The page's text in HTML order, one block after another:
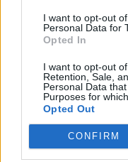
I want to opt-out
Personal Data for
Opted In
I want to opt-out
Retention, Sale,
Personal Data
Purposes for
Opted Out
CONFIRM
Savaitės klausimas
Rodyti daugiau žymių
Komentuoti po
Komentuoti gali
Prisijunkite prie